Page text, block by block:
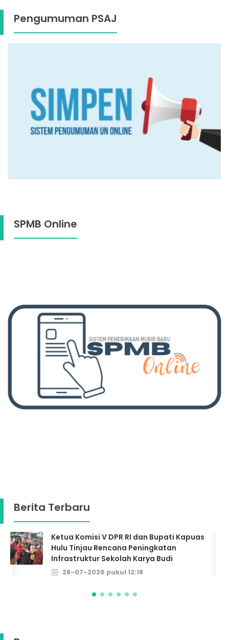
Pengumuman PSAJ
SPMB Online
Berita Terbaru
Pelaksanaan PSAJ Kelas IX SMP Karya Budi
Putussibau Berjalan Dengan Lancar
26-05-2026 pukul 09:28